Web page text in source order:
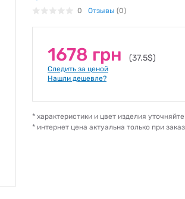
0 Отзывы (0)
1678 грн (37.5$)
Следить за ценой
Нашли дешевле?
* характеристики и цвет изделия
* интернет цена актуальна только при